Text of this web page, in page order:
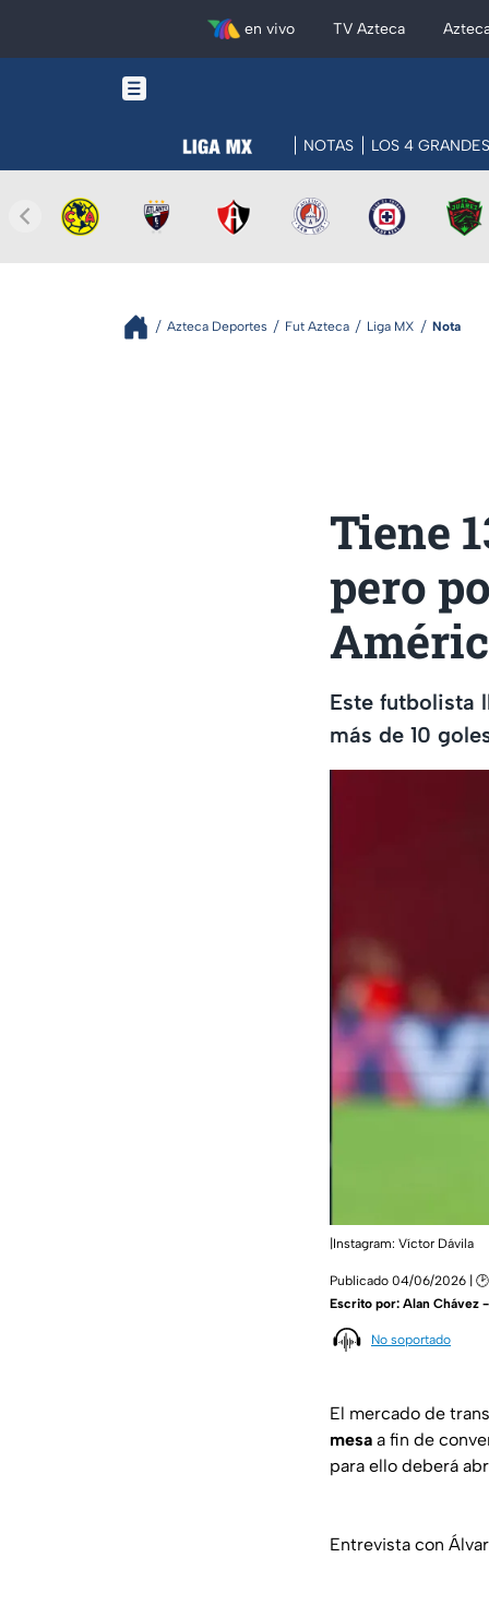
en vivo TV Azteca
NOTAS LOS 4 GRANDES
Azteca Deportes Fut Azteca Liga MX Nota
Tiene
pero
Este futbolista
más de 10
|Instagram: Víctor Dávila
Publicado 04/06/2026 |
Escrito por: Alan Chávez
No soportado
El mercado de
mesa a fin de
para ello deberá
Entrevista con